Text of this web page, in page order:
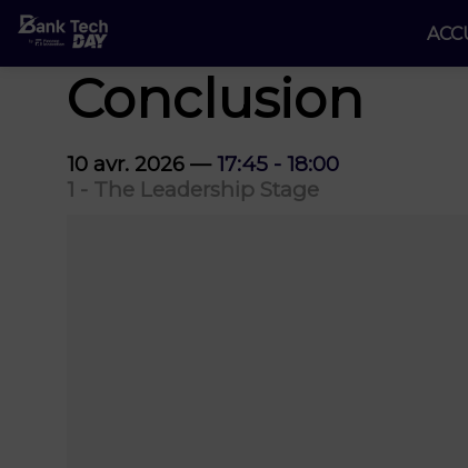
Conclusion
10 avr. 2026 —17:45 - 18:00
1 - The Leadership Stage